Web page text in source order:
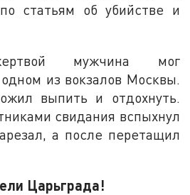
статьям об убийстве и
мужчина мог
из вокзалов Москвы.
выпить и отдохнуть.
свидания вспыхнул
а после перетащил
Царьграда!